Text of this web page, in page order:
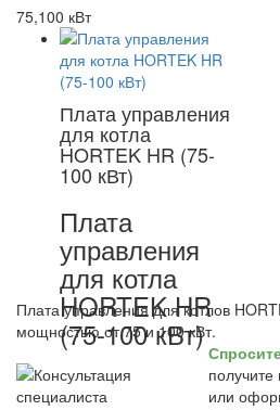
75,100 кВт
Плата управления
для котла
HORTEK HR (75-
100 кВт)
Плата
управления
для котла
HORTEK HR
(75-100 кВт)
Плата управления для котлов
мощностью от 75 и 100 кВт.
или